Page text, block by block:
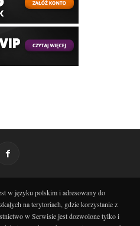
w języku polskim i adresowany do
na terytoriach, gdzie korzystanie z
w Serwisie jest dozwolone tylko i